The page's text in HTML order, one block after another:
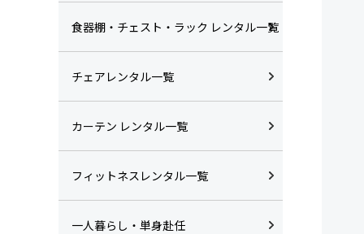
食器棚・チェスト・ラック レンタル一覧
チェアレンタル一覧
カーテン レンタル一覧
フィットネスレンタル一覧
一人暮らし・単身赴任